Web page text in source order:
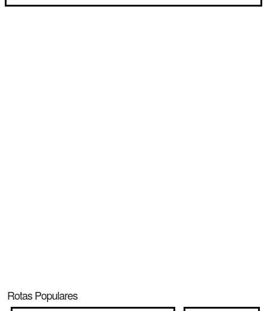
Rotas Populares